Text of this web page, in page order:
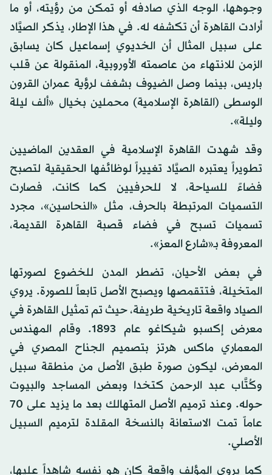
وجوهها، الوجه الذي صادفه أو تمكن من رؤيته، أو ما
أرادت القاهرة أن تكشفه له. في هذا الإطار، يذكر الصيَّاد
على سبيل المثال أن الخديوي إسماعيل كان يسابق
الزمن للانتهاء من عاصمته الأوروبية، المنقولة عن قلب
باريس، بينما وصل الضيوف بشغف لرؤية عمران القرون
الوسطى (القاهرة الإسلامية) محملين بخيال «ألف ليلة
وليلة».
وقد شهدت القاهرة الإسلامية في العقدين الماضيين
تطويراً يعتبره الصيَّاد تغييراً لوظائفها الحقيقية لتصبح
فضاءً للسياحة، لا للحرفيين كما كانت، فصارت
التسميات المرتبطة بالحرف، مثل «النحاسين»، مجرد
تسميات تسبح في فضاء قصبة القاهرة القديمة،
المعروفة بـ«شارع المعز».
في بعض الأحيان، تضطر المدن للخضوع لصورتها
المتخيلة، فتتقمصها ويصبح الأصل تابعاً للصورة. يروي
الصياد واقعة تاريخية طريفة، حيث تم تمثيل القاهرة في
معرض إكسبو شيكاغو عام 1893. وقام المهندس
المعماري ماكس هرتز بتصميم الجناح المصري في
المعرض، ليكون صورة طبق الأصل من منطقة سبيل
وكُتَّاب عبد الرحمن كتخدا وبعض المساجد والبيوت
حوله. وعند ترميم الأصل المتهالك بعد ما يزيد على 70
عاماً تمت الاستعانة بالنسخة المقلدة لترميم السبيل
الأصلي.
كما يروي المؤلف واقعة كان هو نفسه شاهداً عليها،